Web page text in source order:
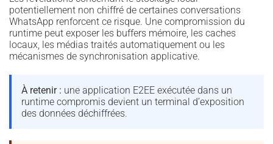
potentiellement non chiffré de certaines conversations
WhatsApp renforcent ce risque. Une compromission du
runtime peut exposer les buffers mémoire, les caches
locaux, les médias traités automatiquement ou les
mécanismes de synchronisation applicative.
À retenir : une application E2EE exécutée dans un
runtime compromis devient un terminal d’exposition
des données déchiffrées.